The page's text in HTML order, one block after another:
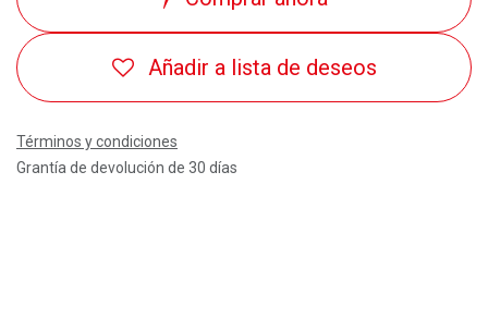
Añadir a lista de deseos
Términos y condiciones
Grantía de devolución de 30 días